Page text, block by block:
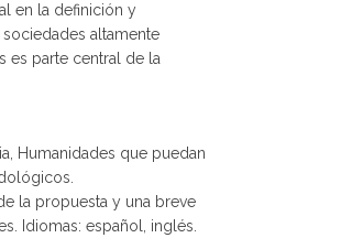
en la definición y
altamente
es parte central de la
Humanidades que puedan
la propuesta y una breve
Idiomas: español, inglés.